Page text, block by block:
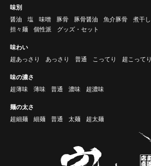
味別
醤油
塩 味噌 豚骨 豚骨醤油 魚介豚骨 煮干し
担々麺
個性派 グッズ・セット
味わい
超あっさり
あっさり 普通 こってり 超こってり
味の濃さ
超薄味
薄味 普通 濃味 超濃味
麺の太さ
超細麺
細麺 普通 太麺 超太麺